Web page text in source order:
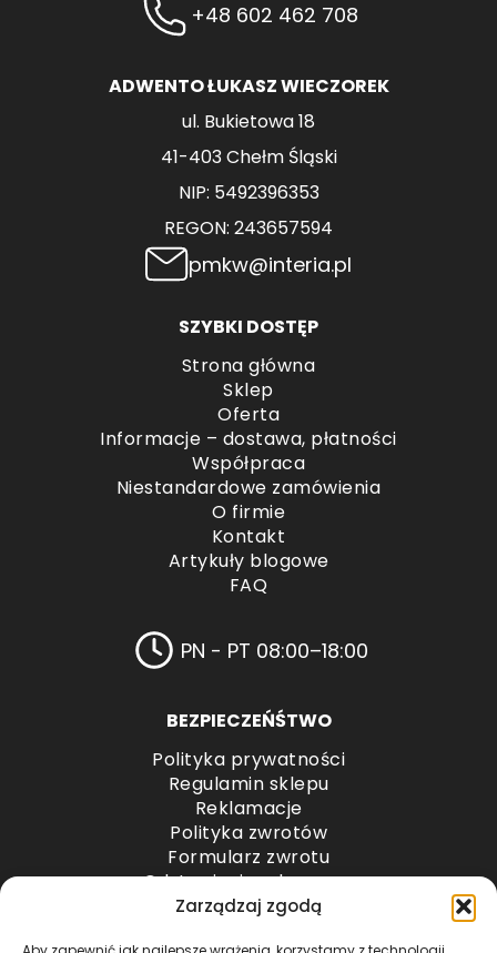
Zarządzaj zgodą
+48 602 462 708
ADWENTO ŁUKASZ WIECZOREK
ul. Bukietowa 18
41-403 Chełm Śląski
NIP: 5492396353
REGON: 243657594
pmkw@interia.pl
SZYBKI DOSTĘP
Strona główna
Sklep
Oferta
Informacje – dostawa, płatności
Współpraca
Niestandardowe zamówienia
O firmie
Kontakt
Artykuły blogowe
FAQ
PN - PT 08:00–18:00
BEZPIECZEŃŚTWO
Polityka prywatności
Regulamin sklepu
Reklamacje
Polityka zwrotów
Formularz zwrotu
Odstąpienie od umowy
Odstąpienie od umowy – przesyłki paletowe